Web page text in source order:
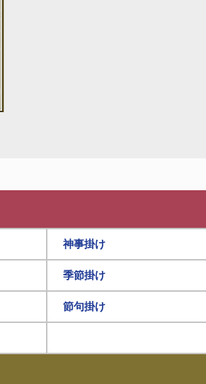
神事掛け
季節掛け
節句掛け